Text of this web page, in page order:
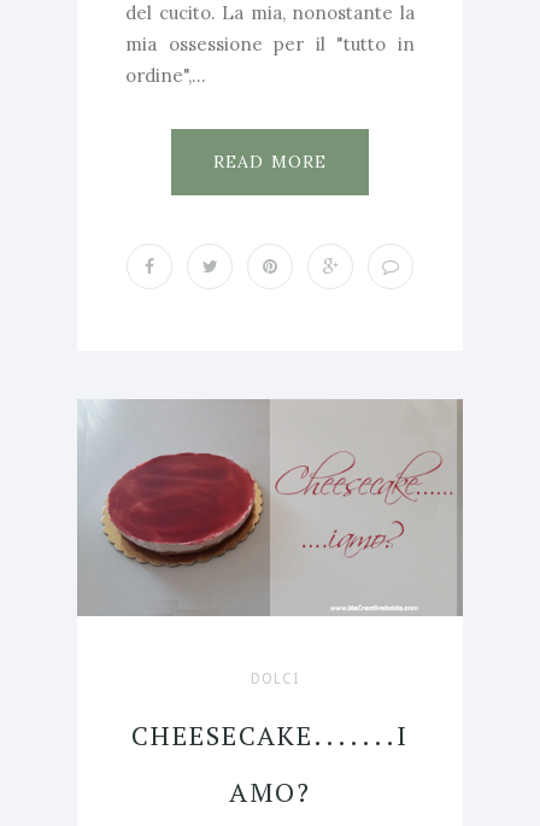
del cucito. La mia, nonostante la
mia ossessione per il "tutto in
ordine",...
READ MORE
DOLCI
CHEESECAKE.......I
AMO?